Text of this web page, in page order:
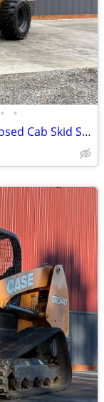
• •
Skid Steer LOW HOUR CASE SR240B Closed Cab Skid Steer